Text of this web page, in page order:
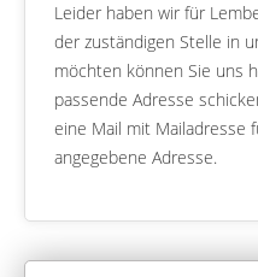
Leider haben wir für
der zuständigen Stelle in
möchten können Sie uns
passende Adresse
eine Mail mit Mailadresse
angegebene Adresse.